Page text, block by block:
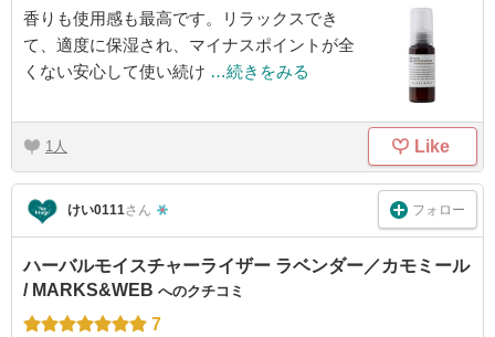
香りも使用感も最高です。リラックスでき
て、適度に保湿され、マイナスポイントが全
くない安心して使い続け …続きをみる
1 Like
けい0111さん フォロー
ハーバルモイスチャーライザー ラベンダー／カモミール
/ MARKS&WEB へのクチコミ
7